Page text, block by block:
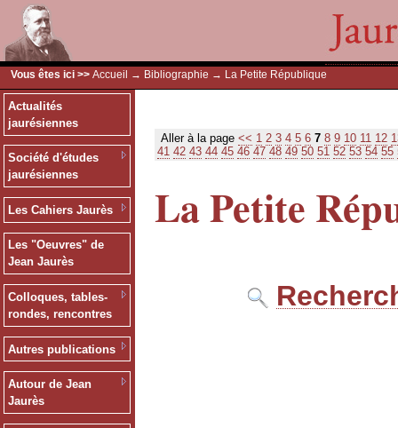
Vous êtes ici >> Accueil → Bibliographie → La Petite République
Actualités
jaurésiennes
Société d'études
jaurésiennes
Les Cahiers Jaurès
Les "Oeuvres" de
Jean Jaurès
Colloques, tables-
rondes, rencontres
Autres publications
Autour de Jean
Jaurès
Aller à la page << 1 2 3 4 5 6 7 8 9 10 11 12
41 42 43 44 45 46 47 48 49 50 51 52 53 54 55
La Petite